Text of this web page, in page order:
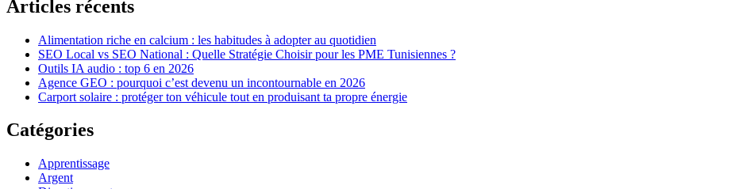
Articles récents
Alimentation riche en calcium : les habitudes à adopter au quotidien
SEO Local vs SEO National : Quelle Stratégie Choisir pour les PME Tunisiennes ?
Outils IA audio : top 6 en 2026
Agence GEO : pourquoi c’est devenu un incontournable en 2026
Carport solaire : protéger ton véhicule tout en produisant ta propre énergie
Catégories
Apprentissage
Argent